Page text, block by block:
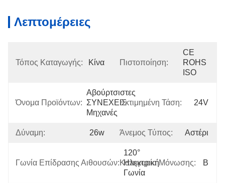
Λεπτομέρειες
Τόπος Καταγωγής: Κίνα Πιστοποίηση:
CE
ROHS
ISO
Όνομα Προϊόντων:
Αβούρτσιστες
ΣΥΝΕΧΕΙΣ
Μηχανές
Εκτιμημένη Τάση: 24V
Δύναμη: 26w Άνεμος Τύπος: Αστέρι
Γωνία Επίδρασης Αιθουσών:
120°
Ηλεκτρική
Γωνία
Κατηγορία Μόνωσης: Β